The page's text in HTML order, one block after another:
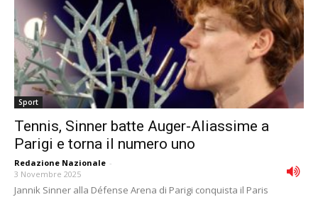
Sport
Tennis, Sinner batte Auger-Aliassime a
Parigi e torna il numero uno
Redazione Nazionale -
3 Novembre 2025
Jannik Sinner alla Défense Arena di Parigi conquista il Paris